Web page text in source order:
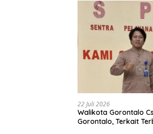
22 Juli 2026
Walikota Gorontalo Cs, Diadukan Ke Polda
Gorontalo, Terkait